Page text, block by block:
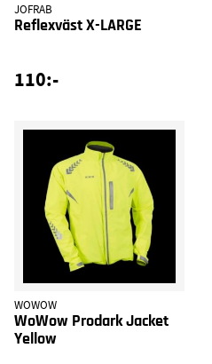
JOFRAB
Reflexväst X-LARGE
110:-
WOWOW
WoWow Prodark Jacket
Yellow